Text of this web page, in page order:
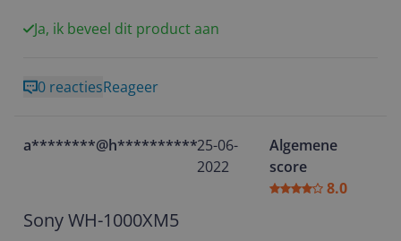
koptelefoon stopt de muziek gelijk. Bij het werken in
irritant in het begin maar was waarschijnlijk wennen.
een heel fijn apparaat waar ik zeker nog heel veel
Ja, ik beveel dit product aan
0 reactiesReageer
a********@h**********25-06-
2022
Algemene
score
8.0
Sony WH-1000XM5